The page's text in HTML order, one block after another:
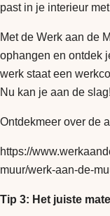
past in je interieur
Met de Werk aan de
ophangen en ontdek
werk staat een
Nu kan je aan de slag!
Ontdekmeer over de
https://
muur/werk-aan-de-
Tip 3: Het juiste